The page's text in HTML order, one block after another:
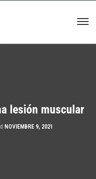
lesión muscular
NOVIEMBRE 9, 2021